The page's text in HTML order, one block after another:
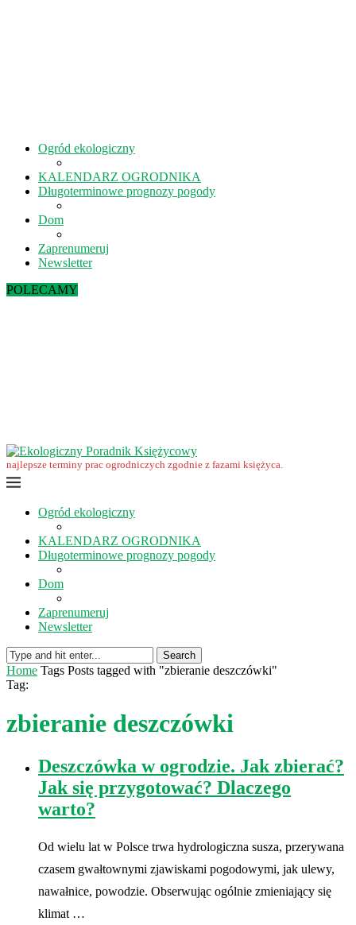
Ogród ekologiczny
KALENDARZ OGRODNIKA
Długoterminowe prognozy pogody
Dom
Zaprenumeruj
Newsletter
POLECAMY
najlepsze terminy prac ogrodniczych zgodnie z fazami księżyca.
Ogród ekologiczny
KALENDARZ OGRODNIKA
Długoterminowe prognozy pogody
Dom
Zaprenumeruj
Newsletter
Search
Home Tags Posts tagged with "zbieranie deszczówki"
Tag:
zbieranie deszczówki
Deszczówka w ogrodzie. Jak zbierać?
Jak się przygotować? Dlaczego
warto?
Od wielu lat w Polsce trwa hydrologiczna susza, przerywana
czasem gwałtownymi zjawiskami pogodowymi, jak ulewy,
nawałnice, powodzie. Obserwując ogólnie zmieniający się
klimat …